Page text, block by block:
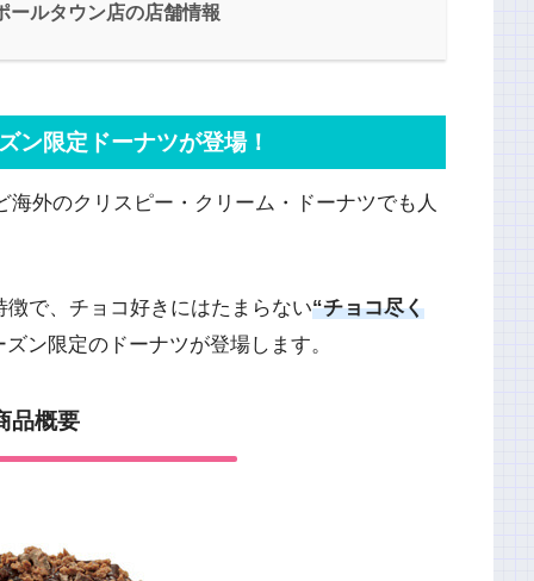
ールタウン店の店舗情報
ン限定ドーナツが登場！
外のクリスピー・クリーム・ドーナツでも人
で、チョコ好きにはたまらない“チョコ尽く
ン限定のドーナツが登場します。
品概要